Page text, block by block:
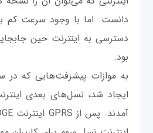
دانست. اما با وجود سرعت کم
دسترسی به اینترنت حین
بود.
به موازات پیشرفت‌هایی که در
ایجاد شد، نسل‌های بعدی